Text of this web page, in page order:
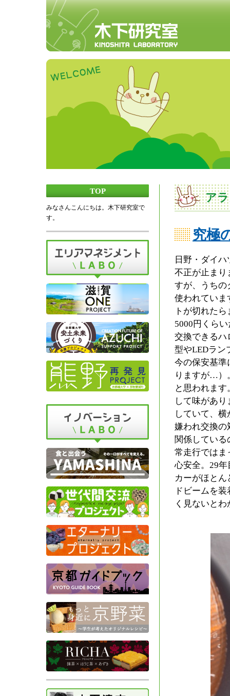
TOP
みなさんこんにちは。木下研究室で
す。
ア
究極
日野・ダイ
不正が止ま
すが、うちの
使われていま
トが切れた
5000円くら
交換できるハ
型やLEDラン
今の保安基準
りますが…）
と思われま
して味があ
していて、
嫌われ交換の
関係してい
常走行ではま
心安全。29
カーがほと
ドビームを
く見ないと